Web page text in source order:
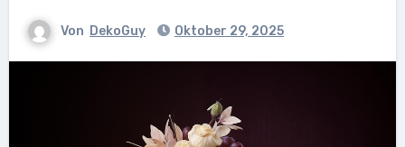
Von DekoGuy Oktober 29, 2025